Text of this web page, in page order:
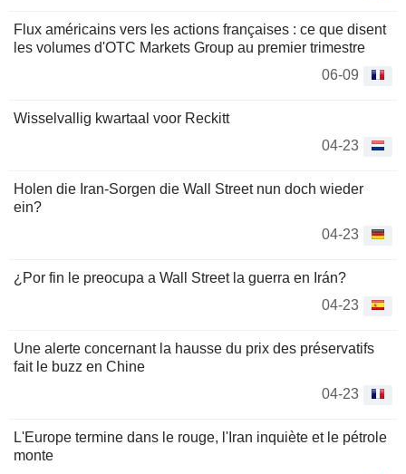
Flux américains vers les actions françaises : ce que disent
les volumes d'OTC Markets Group au premier trimestre
06-09
Wisselvallig kwartaal voor Reckitt
04-23
Holen die Iran-Sorgen die Wall Street nun doch wieder
ein?
04-23
¿Por fin le preocupa a Wall Street la guerra en Irán?
04-23
Une alerte concernant la hausse du prix des préservatifs
fait le buzz en Chine
04-23
L'Europe termine dans le rouge, l'Iran inquiète et le pétrole
monte